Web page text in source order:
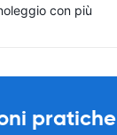
con più
pratiche